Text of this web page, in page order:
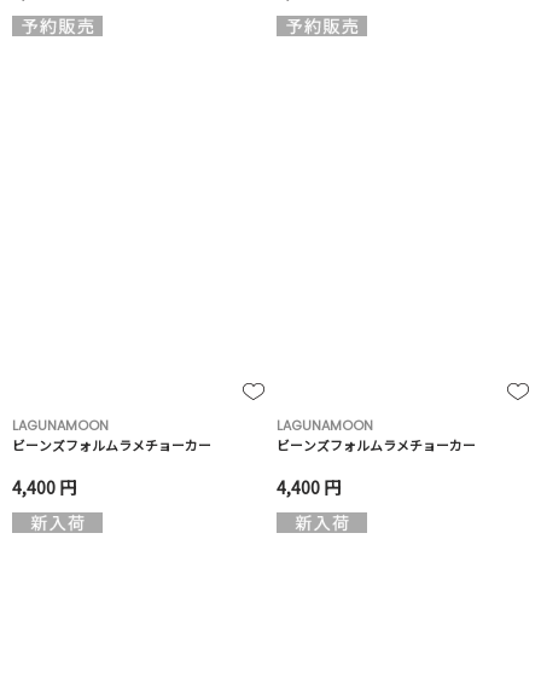
LAGUNAMOON
ビーンズフォルムラメチョーカー
4,400 円
LAGUNAMOON
ビーンズフォルムラメチョーカー
4,400 円